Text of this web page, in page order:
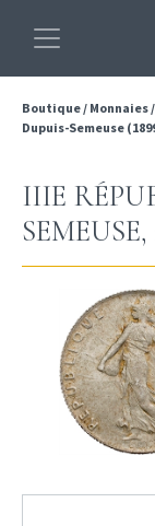
Boutique/ Monnaies/
Dupuis-Semeuse
IIIE